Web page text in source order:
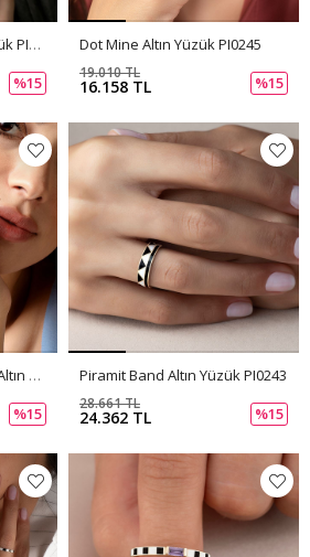
Andante Roller Altın Yüzük PI0246
%15
Dot Mine Altın Yüzük PI0245
16.158 TL
19.010 TL
%15
Andante Desenli Kıvrım Altın Yüzük PI0244
%15
Piramit Band Altın Yüzük PI0243
24.362 TL
28.661 TL
%15